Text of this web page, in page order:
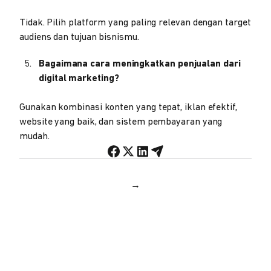
Tidak. Pilih platform yang paling relevan dengan target
audiens dan tujuan bisnismu.
Bagaimana cara meningkatkan penjualan dari
digital marketing?
Gunakan kombinasi konten yang tepat, iklan efektif,
website yang baik, dan sistem pembayaran yang
mudah.
→